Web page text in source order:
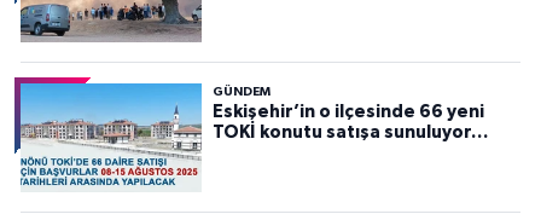
GÜNDEM
Eskişehir’in o ilçesinde 66 yeni
TOKİ konutu satışa sunuluyor…